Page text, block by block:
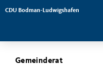
CDU Bodman-Ludwigshafen
Gemeinderat